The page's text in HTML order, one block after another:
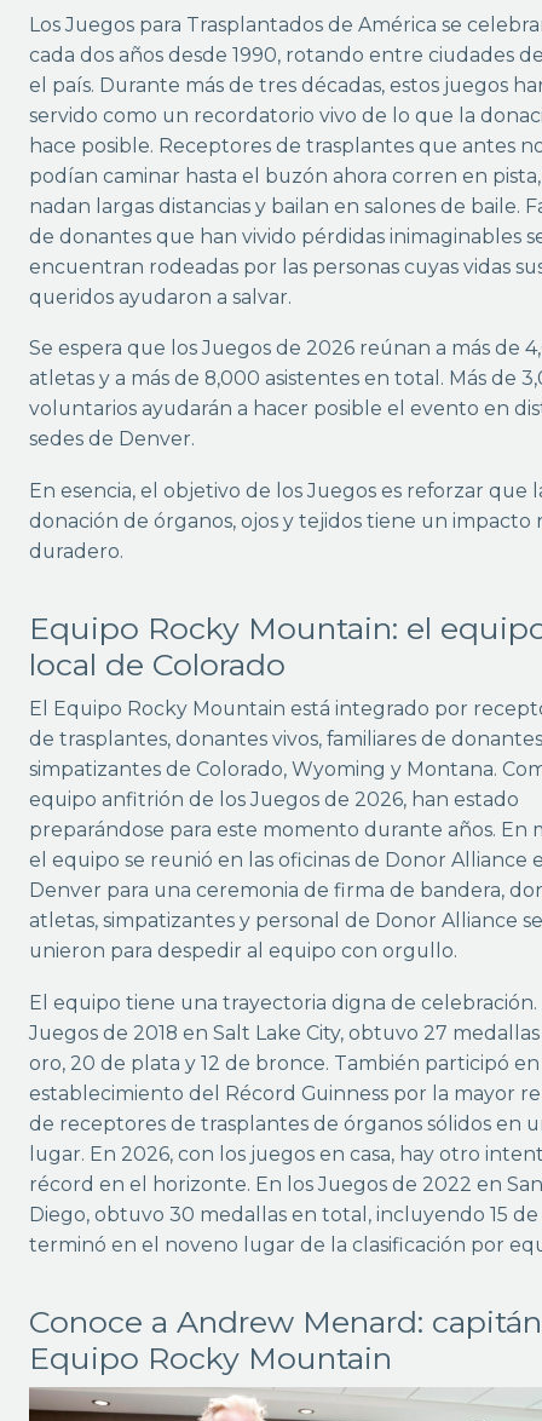
Los Juegos para Trasplantados de América se
cada dos años desde 1990, rotando entre ciudades
el país. Durante más de tres décadas, estos juegos
servido como un recordatorio vivo de lo que la
hace posible. Receptores de trasplantes que antes
podían caminar hasta el buzón ahora corren en pista,
nadan largas distancias y bailan en salones de baile.
de donantes que han vivido pérdidas inimaginables
encuentran rodeadas por las personas cuyas vidas
queridos ayudaron a salvar.
Se espera que los Juegos de 2026 reúnan a más de
atletas y a más de 8,000 asistentes en total. Más de
voluntarios ayudarán a hacer posible el evento en
sedes de Denver.
En esencia, el objetivo de los Juegos es reforzar que
donación de órganos, ojos y tejidos tiene un impacto
duradero.
Equipo Rocky Mountain: el
local de Colorado
El Equipo Rocky Mountain está integrado por
de trasplantes, donantes vivos, familiares de
simpatizantes de Colorado, Wyoming y Montana.
equipo anfitrión de los Juegos de 2026, han estado
preparándose para este momento durante años. En
el equipo se reunió en las oficinas de Donor Alliance
Denver para una ceremonia de firma de bandera,
atletas, simpatizantes y personal de Donor Alliance se
unieron para despedir al equipo con orgullo.
El equipo tiene una trayectoria digna de celebración.
Juegos de 2018 en Salt Lake City, obtuvo 27
oro, 20 de plata y 12 de bronce. También participó
establecimiento del Récord Guinness por la mayor
de receptores de trasplantes de órganos sólidos en
lugar. En 2026, con los juegos en casa, hay otro
récord en el horizonte. En los Juegos de 2022 en San
Diego, obtuvo 30 medallas en total, incluyendo 15 de
terminó en el noveno lugar de la clasificación por
Conoce a Andrew Menard:
Equipo Rocky Mountain